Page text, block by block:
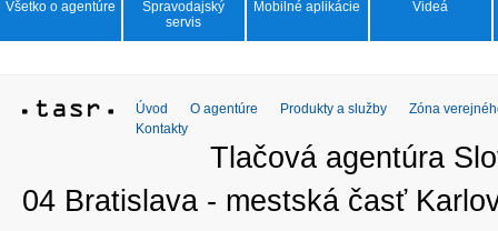
Všetko o agentúre
Spravodajský
servis
Mobilné aplikácie Videá
Úvod O agentúre Produkty a služby
Zóna
Kontakty
Tlačová agentúra
04 Bratislava - mestská časť